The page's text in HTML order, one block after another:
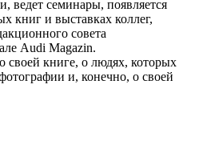
ведет семинары, появляется
книг и выставках коллег,
совета
Audi Magazin.
своей книге, о людях, которых
и, конечно, о своей